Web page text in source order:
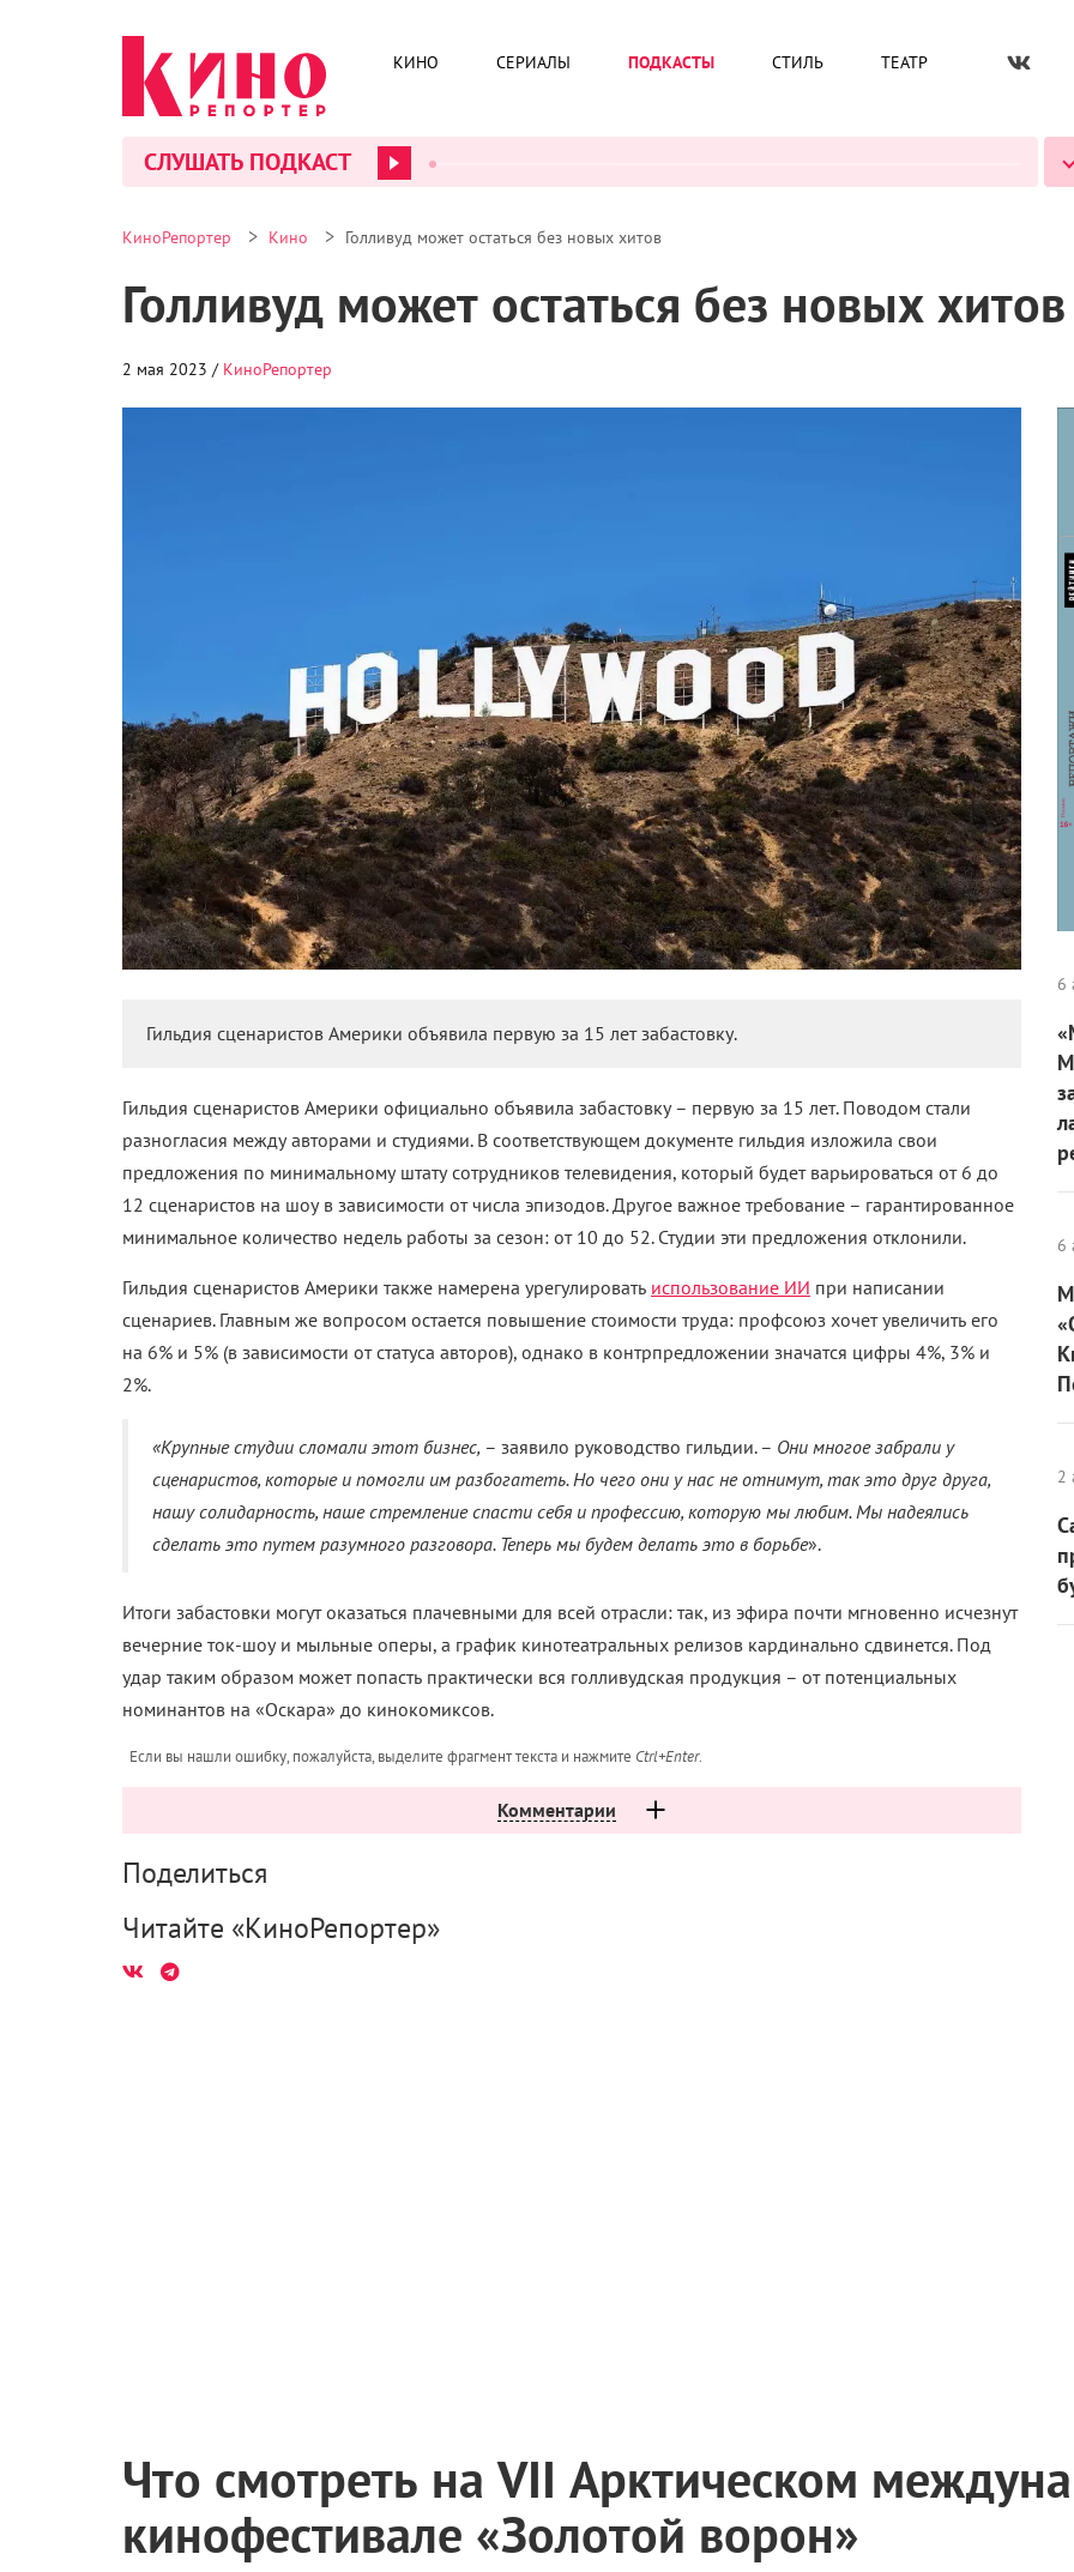
КИНО СЕРИАЛЫ ПОДКАСТЫ СТИЛЬ ТЕАТР
СЛУШАТЬ ПОДКАСТ
КиноРепортер > Кино > Голливуд может остаться без новых хитов
Голливуд может остаться без новых хитов
2 мая 2023 / КиноРепортер
Гильдия сценаристов Америки объявила первую за 15 лет забастовку.
Гильдия сценаристов Америки официально объявила забастовку – первую за 15 лет. Поводом стали
разногласия между авторами и студиями. В соответствующем документе гильдия изложила свои
предложения по минимальному штату сотрудников телевидения, который будет варьироваться от 6 до
12 сценаристов на шоу в зависимости от числа эпизодов. Другое важное требование – гарантированное
минимальное количество недель работы за сезон: от 10 до 52. Студии эти предложения отклонили.
Гильдия сценаристов Америки также намерена урегулировать использование ИИ при написании
сценариев. Главным же вопросом остается повышение стоимости труда: профсоюз хочет увеличить его
на 6% и 5% (в зависимости от статуса авторов), однако в контрпредложении значатся цифры 4%, 3% и
2%.
«Крупные студии сломали этот бизнес, – заявило руководство гильдии. – Они многое забрали у
сценаристов, которые и помогли им разбогатеть. Но чего они у нас не отнимут, так это друг друга,
нашу солидарность, наше стремление спасти себя и профессию, которую мы любим. Мы надеялись
сделать это путем разумного разговора. Теперь мы будем делать это в борьбе».
Итоги забастовки могут оказаться плачевными для всей отрасли: так, из эфира почти мгновенно исчезнут
вечерние ток-шоу и мыльные оперы, а график кинотеатральных релизов кардинально сдвинется. Под
удар таким образом может попасть практически вся голливудская продукция – от потенциальных
номинантов на «Оскара» до кинокомиксов.
Если вы нашли ошибку, пожалуйста, выделите фрагмент текста и нажмите Ctrl+Enter.
Комментарии
Поделиться
Читайте «КиноРепортер»
6
6
2
Что смотреть на VII Арктическом
кинофестивале «Золотой ворон»